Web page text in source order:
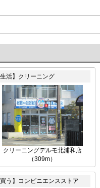
生活】クリーニング
クリーニングデルモ北浦和店
（309m）
買う】コンビニエンスストア